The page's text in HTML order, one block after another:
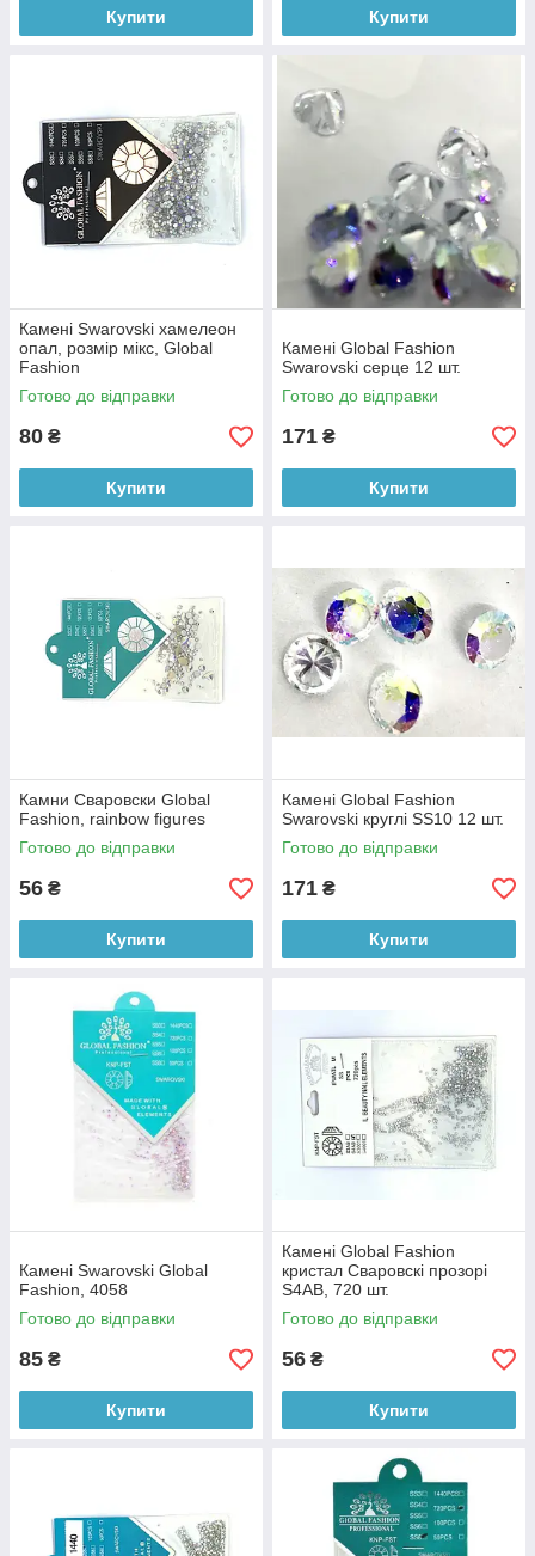
Купити Купити
Камені Swarovski хамелеон
опал, розмір мікс, Global
Fashion
Готово до відправки
80 ₴
Купити
Камені Global Fashion
Swarovski серце 12 шт.
Готово до відправки
171 ₴
Купити
Камни Сваровски Global
Fashion, rainbow figures
Готово до відправки
56 ₴
Купити
Камені Global Fashion
Swarovski круглі SS10 12 шт.
Готово до відправки
171 ₴
Купити
Камені Swarovski Global
Fashion, 4058
Готово до відправки
85 ₴
Купити
Камені Global Fashion
кристал Сваровскі прозорі
S4AB, 720 шт.
Готово до відправки
56 ₴
Купити